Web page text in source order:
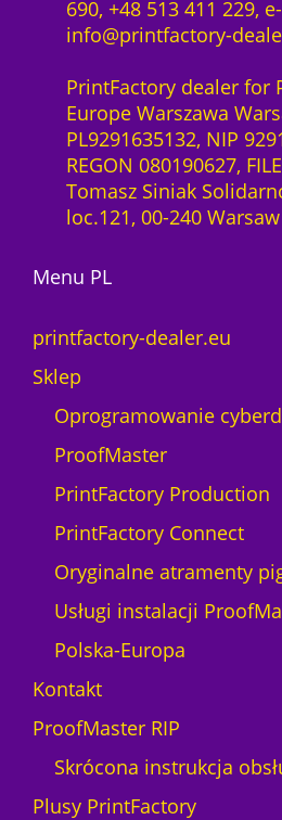
690, +48 513 411 229,
info@printfactory-
PrintFactory dealer for
Europe Warszawa
PL9291635132, NIP
REGON 080190627,
Tomasz Siniak
loc.121, 00-240
Menu PL
printfactory-dealer.eu
Sklep
Oprogramowanie
ProofMaster
PrintFactory Production
PrintFactory Connect
Oryginalne atramenty
Usługi instalacji
Polska-Europa
Kontakt
ProofMaster RIP
Skrócona instrukcja
Plusy PrintFactory